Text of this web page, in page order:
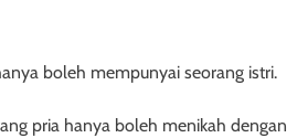
boleh mempunyai seorang istri.
pria hanya boleh menikah dengan